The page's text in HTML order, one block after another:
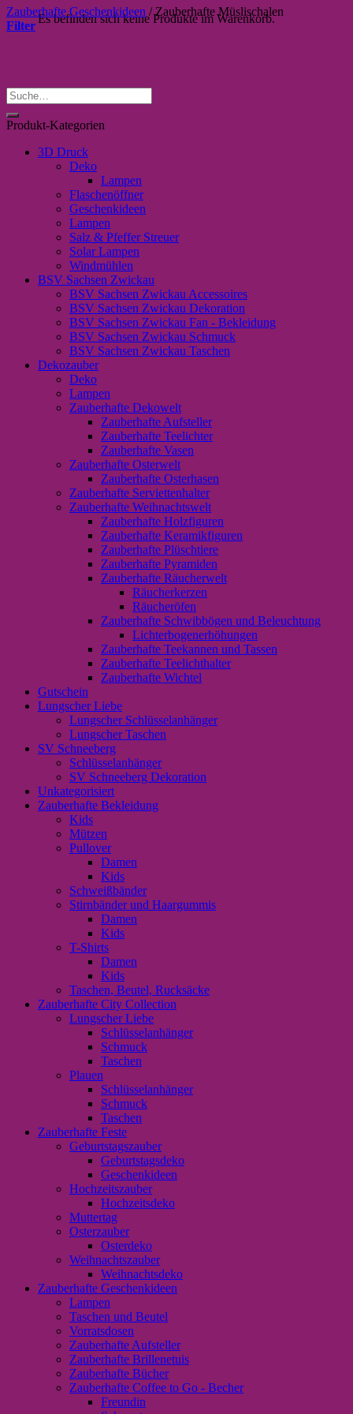
Es befinden sich keine Produkte im Warenkorb.
Zauberhafte Geschenkideen /Zauberhafte Müslischalen
Filter
Suche
nach:
Produkt-Kategorien
3D Druck
Deko
Lampen
Flaschenöffner
Geschenkideen
Lampen
Salz & Pfeffer Streuer
Solar Lampen
Windmühlen
BSV Sachsen Zwickau
BSV Sachsen Zwickau Accessoires
BSV Sachsen Zwickau Dekoration
BSV Sachsen Zwickau Fan - Bekleidung
BSV Sachsen Zwickau Schmuck
BSV Sachsen Zwickau Taschen
Dekozauber
Deko
Lampen
Zauberhafte Dekowelt
Zauberhafte Aufsteller
Zauberhafte Teelichter
Zauberhafte Vasen
Zauberhafte Osterwelt
Zauberhafte Osterhasen
Zauberhafte Serviettenhalter
Zauberhafte Weihnachtswelt
Zauberhafte Holzfiguren
Zauberhafte Keramikfiguren
Zauberhafte Plüschtiere
Zauberhafte Pyramiden
Zauberhafte Räucherwelt
Räucherkerzen
Räucheröfen
Zauberhafte Schwibbögen und Beleuchtung
Lichterbogenerhöhungen
Zauberhafte Teekannen und Tassen
Zauberhafte Teelichthalter
Zauberhafte Wichtel
Gutschein
Lungscher Liebe
Lungscher Schlüsselanhänger
Lungscher Taschen
SV Schneeberg
Schlüsselanhänger
SV Schneeberg Dekoration
Unkategorisiert
Zauberhafte Bekleidung
Kids
Mützen
Pullover
Damen
Kids
Schweißbänder
Stirnbänder und Haargummis
Damen
Kids
T-Shirts
Damen
Kids
Taschen, Beutel, Rucksäcke
Zauberhafte City Collection
Lungscher Liebe
Schlüsselanhänger
Schmuck
Taschen
Plauen
Schlüsselanhänger
Schmuck
Taschen
Zauberhafte Feste
Geburtstagszauber
Geburtstagsdeko
Geschenkideen
Hochzeitszauber
Hochzeitsdeko
Muttertag
Osterzauber
Osterdeko
Weihnachtszauber
Weihnachtsdeko
Zauberhafte Geschenkideen
Lampen
Taschen und Beutel
Vorratsdosen
Zauberhafte Aufsteller
Zauberhafte Brillenetuis
Zauberhafte Bücher
Zauberhafte Coffee to Go - Becher
Freundin